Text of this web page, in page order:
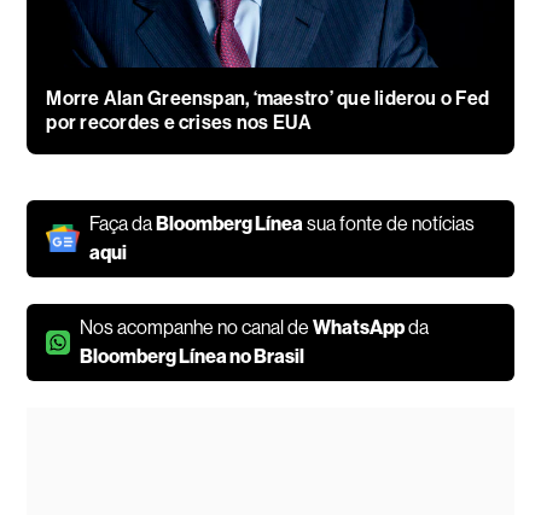
Morre Alan Greenspan, ‘maestro’ que liderou o Fed
por recordes e crises nos EUA
Faça daBloomberg Línea sua fonte de notícias
aqui
Nos acompanhe no canal deWhatsAppda
Bloomberg Línea no Brasil